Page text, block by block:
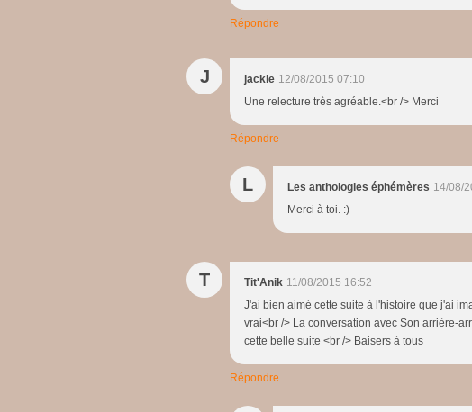
Répondre
J jackie 12/08/2015 07:10
Une relecture très agréable.<br /> Merci
Répondre
L Les anthologies éphémères 14/08/
Merci à toi. :)
T Tit'Anik 11/08/2015 16:52
J'ai bien aimé cette suite à l'histoire que j'ai
vrai<br /> La conversation avec Son arrière-
cette belle suite <br /> Baisers à tous
Répondre